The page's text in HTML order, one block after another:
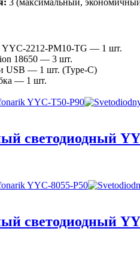
2212-PM10-TG — 1 шт.
18650 — 3 шт.
USB — 1 шт. (Type-C)
— 1 шт.
светодиодный
светодиодный